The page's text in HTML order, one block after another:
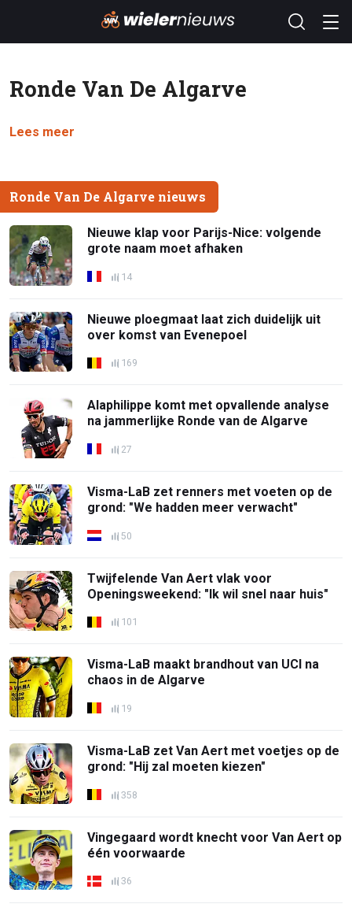
Ronde Van De Algarve
Lees meer
Ronde Van De Algarve nieuws
Nieuwe klap voor Parijs-Nice: volgende
grote naam moet afhaken
14
Nieuwe ploegmaat laat zich duidelijk uit
over komst van Evenepoel
169
Alaphilippe komt met opvallende analyse
na jammerlijke Ronde van de Algarve
27
Visma-LaB zet renners met voeten op de
grond: "We hadden meer verwacht"
50
Twijfelende Van Aert vlak voor
Openingsweekend: "Ik wil snel naar huis"
101
Visma-LaB maakt brandhout van UCI na
chaos in de Algarve
19
Visma-LaB zet Van Aert met voetjes op de
grond: "Hij zal moeten kiezen"
358
Vingegaard wordt knecht voor Van Aert op
één voorwaarde
36